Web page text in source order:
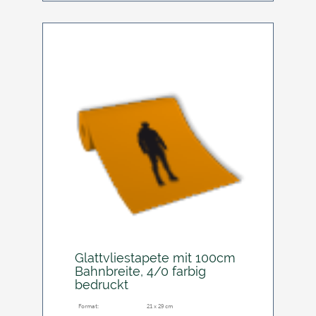
Glattvliestapete mit 100cm
Bahnbreite, 4/0 farbig
bedruckt
Format: 21 x 29 cm